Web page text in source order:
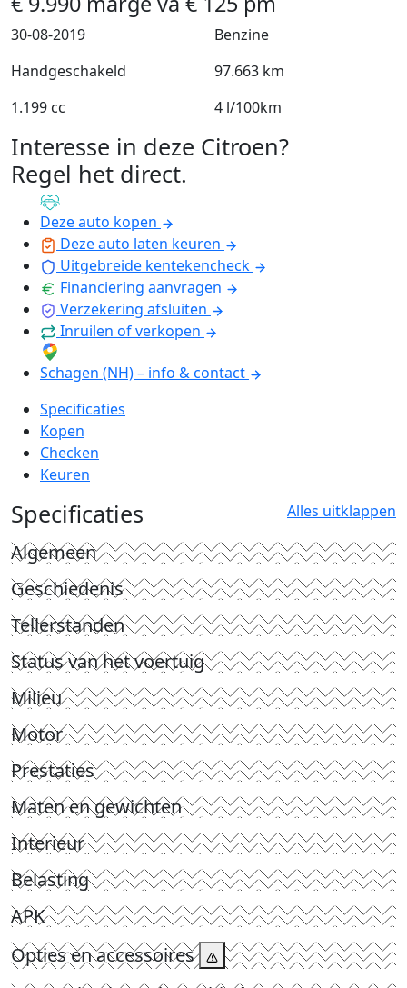
30-08-2019
Benzine
Handgeschakeld
97.663 km
1.199 cc
4 l/100km
Interesse in deze Citroen?
Regel het direct.
Deze auto kopen
Deze auto laten keuren
Uitgebreide kentekencheck
Financiering aanvragen
Verzekering afsluiten
Inruilen of verkopen
Schagen (NH) – info & contact
Specificaties
Kopen
Checken
Keuren
Specificaties Alles uitklappen
Algemeen
Geschiedenis
Tellerstanden
Status van het voertuig
Milieu
Motor
Prestaties
Maten en gewichten
Interieur
Belasting
APK
Opties en accessoires